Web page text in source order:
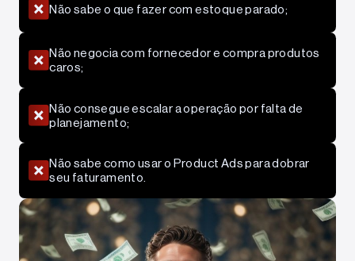
Não sabe o que fazer com estoque parado;
Não negocia com fornecedor e compra produtos
caros;
Não consegue escalar a operação por falta de
planejamento;
Não sabe como usar o Product Ads para dobrar
seu faturamento.